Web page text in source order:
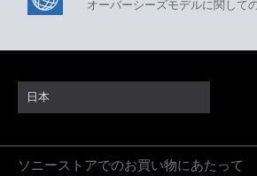
オーバーシーズモデルに関して
日本
ソニーストアでのお買い物にあたって